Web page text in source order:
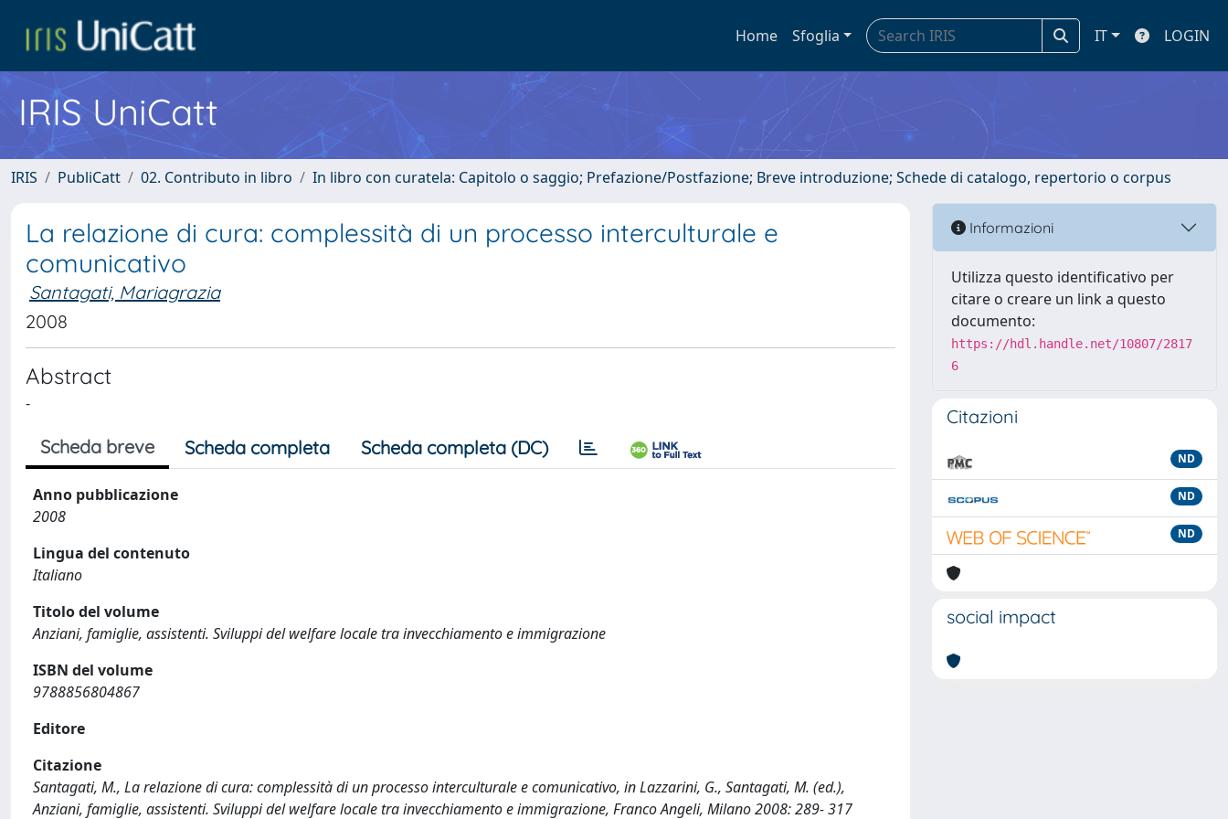
Home Sfoglia IT LOGIN
IRIS UniCatt
IRIS PubliCatt 02. Contributo in libro In libro con curatela: Capitolo o saggio; Prefazione/Postfazione; Breve introduzione; Schede di catalogo, repertorio o corpus
La relazione di cura: complessità di un processo interculturale e
comunicativo
Santagati, Mariagrazia
2008
Abstract
-
Scheda breve Scheda completa Scheda completa (DC)
Anno pubblicazione
2008
Lingua del contenuto
Italiano
Titolo del volume
Anziani, famiglie, assistenti. Sviluppi del welfare locale tra invecchiamento e immigrazione
ISBN del volume
9788856804867
Editore
Citazione
Santagati, M., La relazione di cura: complessità di un processo interculturale e comunicativo, in Lazzarini, G., Santagati, M. (ed.),
Anziani, famiglie, assistenti. Sviluppi del welfare locale tra invecchiamento e immigrazione, Franco Angeli, Milano 2008: 289- 317
Informazioni
Utilizza questo identificativo per
citare o creare un link a questo
documento:
https://hdl.handle.net/10807/2817
6
Citazioni
ND
ND
ND
social impact